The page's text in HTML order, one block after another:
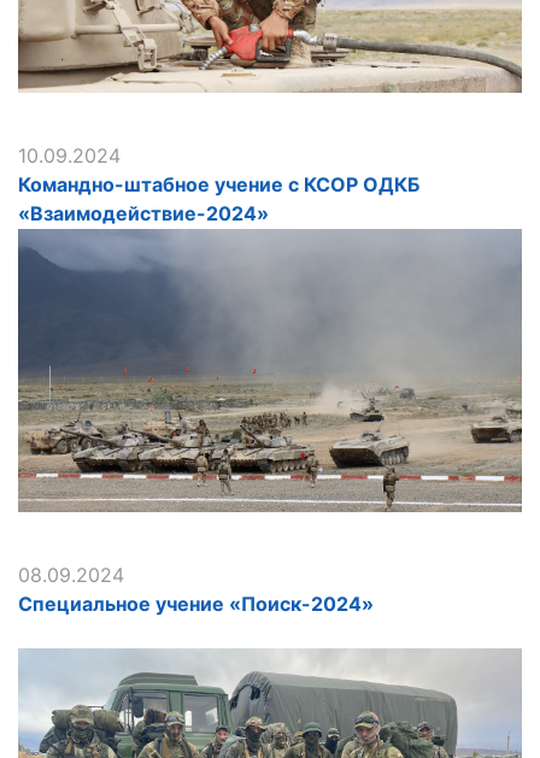
10.09.2024
Командно-штабное учение с КСОР ОДКБ
«Взаимодействие-2024»
08.09.2024
Специальное учение «Поиск-2024»